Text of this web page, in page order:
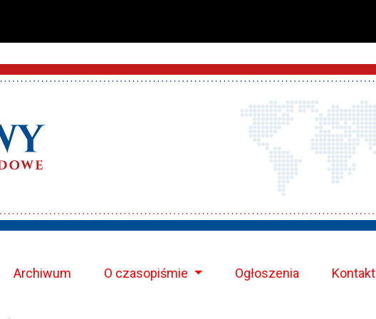
Archiwum O czasopiśmie Ogłoszenia Kontakt